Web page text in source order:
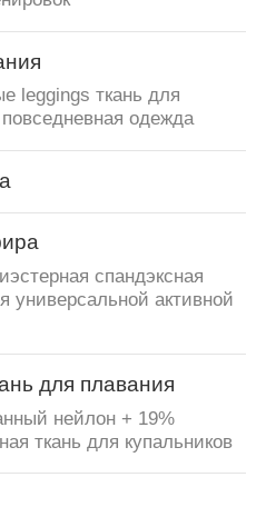
leggings ткань для
одежда
спандэксная
универсальной активной
для плавания
нейлон + 19%
ткань для купальников